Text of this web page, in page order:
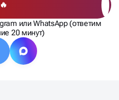
или WhatsApp (ответим
20 минут)